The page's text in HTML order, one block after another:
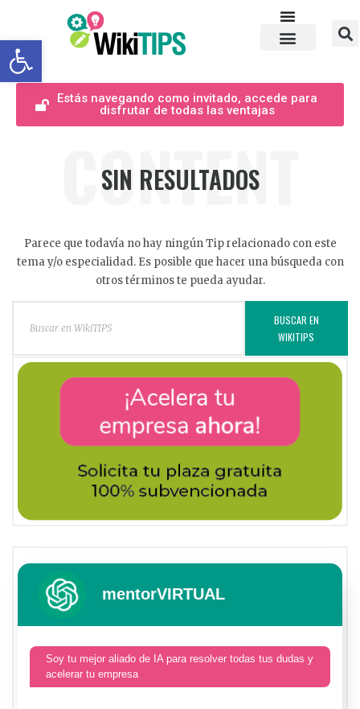
Abrir barra de herramientas
Estás navegando como invitado, accede para
disfrutar de todas las ventajas
CONTENT
SIN RESULTADOS
Parece que todavía no hay ningún Tip relacionado con este
tema y/o especialidad. Es posible que hacer una búsqueda con
otros términos te pueda ayudar.
BUSCAR EN
WIKITIPS
mentorVIRTUAL
Soy tu mejor aliado de IA para resolver todas tus dudas y
acelerar tu empresa